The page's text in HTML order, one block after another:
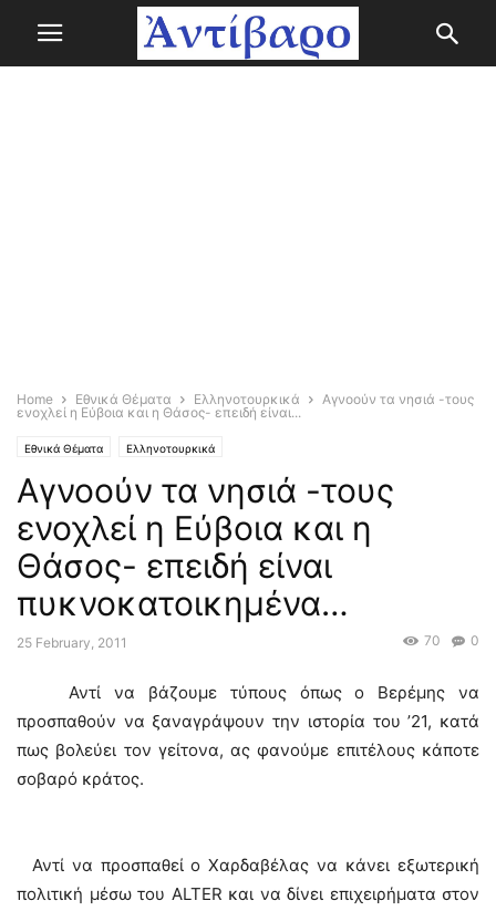
Home Εθνικά Θέματα Ελληνοτουρκικά
Αγνοούν τα νησιά -τους
ενοχλεί η Εύβοια και η Θάσος- επειδή είναι...
Εθνικά Θέματα Ελληνοτουρκικά
Αγνοούν τα νησιά -τους
ενοχλεί η Εύβοια και η
Θάσος- επειδή είναι
πυκνοκατοικημένα…
25 February, 2011 0
70
Αντί να βάζουμε τύπους όπως ο Βερέμης να
προσπαθούν να ξαναγράψουν την ιστορία του ’21, κατά
πως βολεύει τον γείτονα, ας φανούμε επιτέλους κάποτε
σοβαρό κράτος.
Αντί να προσπαθεί ο Χαρδαβέλας να κάνει εξωτερική
πολιτική μέσω του ΑLTER και να δίνει επιχειρήματα στον